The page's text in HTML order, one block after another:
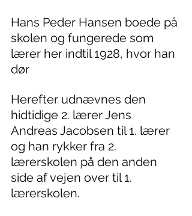
Hans Peder Hansen boede på
skolen og fungerede som
lærer her indtil 1928, hvor han
dør
Herefter udnævnes den
hidtidige 2. lærer Jens
Andreas Jacobsen til 1. lærer
og han rykker fra 2.
lærerskolen på den anden
side af vejen over til 1.
lærerskolen.